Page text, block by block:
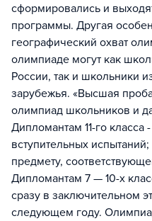
сформировались и
программы. Другая
географический охват
олимпиаде могут как
России, так и школьники
зарубежья. «Высшая
олимпиад школьников и
Дипломантам 11-го
вступительных
предмету,
Дипломантам 7 — 10-х
сразу в заключительном
следующем году.